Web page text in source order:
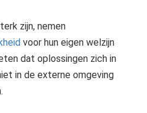
zijn, nemen
voor hun eigen welzijn
dat oplossingen zich in
in de externe omgeving